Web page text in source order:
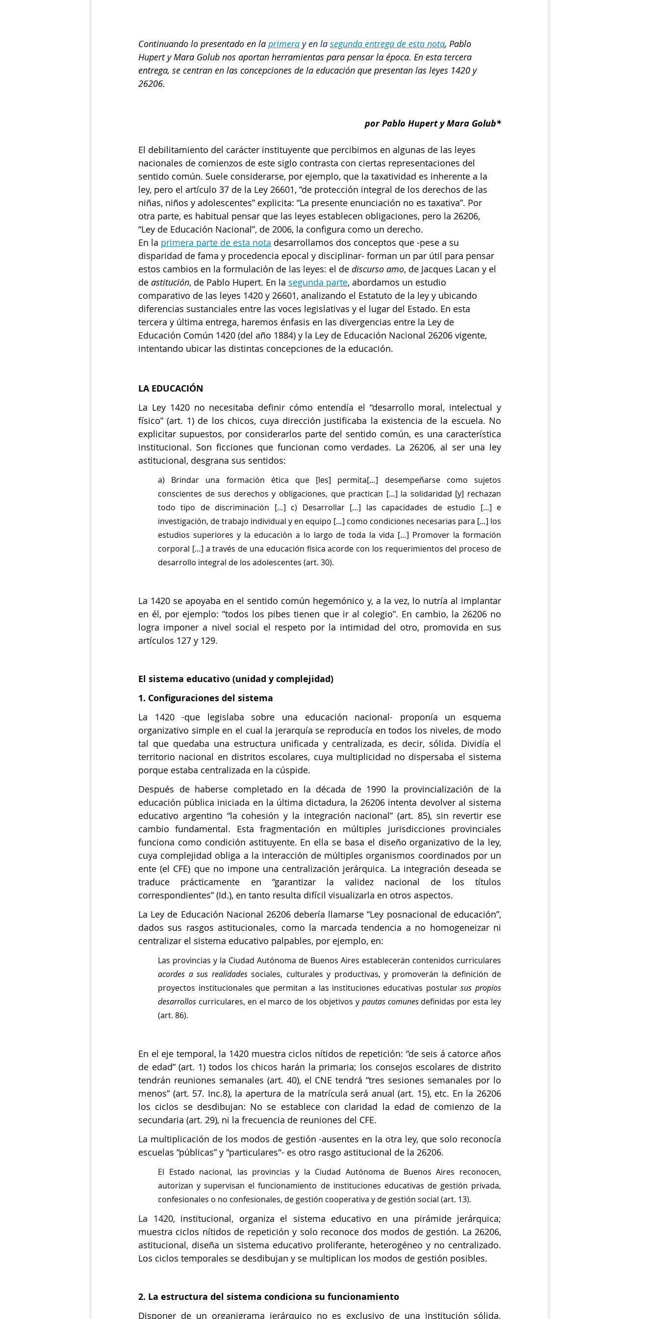
Continuando lo presentado en la primera y en la segunda entrega de esta nota, Pablo
Hupert y Mara Golub nos aportan herramientas para pensar la época. En esta tercera
entrega, se centran en las concepciones de la educación que presentan las leyes 1420 y
26206.
por Pablo Hupert y Mara Golub*
El debilitamiento del carácter instituyente que percibimos en algunas de las leyes
nacionales de comienzos de este siglo contrasta con ciertas representaciones del
sentido común. Suele considerarse, por ejemplo, que la taxatividad es inherente a la
ley, pero el artículo 37 de la Ley 26601, “de protección integral de los derechos de las
niñas, niños y adolescentes” explicita: “La presente enunciación no es taxativa”. Por
otra parte, es habitual pensar que las leyes establecen obligaciones, pero la 26206,
“Ley de Educación Nacional”, de 2006, la configura como un derecho.
En la primera parte de esta nota desarrollamos dos conceptos que -pese a su
disparidad de fama y procedencia epocal y disciplinar- forman un par útil para pensar
estos cambios en la formulación de las leyes: el de discurso amo, de Jacques Lacan y el
de astitución, de Pablo Hupert. En la segunda parte, abordamos un estudio
comparativo de las leyes 1420 y 26601, analizando el Estatuto de la ley y ubicando
diferencias sustanciales entre las voces legislativas y el lugar del Estado. En esta
tercera y última entrega, haremos énfasis en las divergencias entre la Ley de
Educación Común 1420 (del año 1884) y la Ley de Educación Nacional 26206 vigente,
intentando ubicar las distintas concepciones de la educación.
LA EDUCACIÓN
La Ley 1420 no necesitaba definir cómo entendía el “desarrollo moral, intelectual y
físico” (art. 1) de los chicos, cuya dirección justificaba la existencia de la escuela. No
explicitar supuestos, por considerarlos parte del sentido común, es una característica
institucional. Son ficciones que funcionan como verdades. La 26206, al ser una ley
astitucional, desgrana sus sentidos:
a) Brindar una formación ética que [les] permita[…] desempeñarse como sujetos
conscientes de sus derechos y obligaciones, que practican […] la solidaridad [y] rechazan
todo tipo de discriminación […] c) Desarrollar […] las capacidades de estudio […] e
investigación, de trabajo individual y en equipo […] como condiciones necesarias para […] los
estudios superiores y la educación a lo largo de toda la vida […] Promover la formación
corporal […] a través de una educación física acorde con los requerimientos del proceso de
desarrollo integral de los adolescentes (art. 30).
La 1420 se apoyaba en el sentido común hegemónico y, a la vez, lo nutría al implantar
en él, por ejemplo: “todos los pibes tienen que ir al colegio”. En cambio, la 26206 no
logra imponer a nivel social el respeto por la intimidad del otro, promovida en sus
artículos 127 y 129.
El sistema educativo (unidad y complejidad)
1. Configuraciones del sistema
La 1420 -que legislaba sobre una educación nacional- proponía un esquema
organizativo simple en el cual la jerarquía se reproducía en todos los niveles, de modo
tal que quedaba una estructura unificada y centralizada, es decir, sólida. Dividía el
territorio nacional en distritos escolares, cuya multiplicidad no dispersaba el sistema
porque estaba centralizada en la cúspide.
Después de haberse completado en la década de 1990 la provincialización de la
educación pública iniciada en la última dictadura, la 26206 intenta devolver al sistema
educativo argentino “la cohesión y la integración nacional” (art. 85), sin revertir ese
cambio fundamental. Esta fragmentación en múltiples jurisdicciones provinciales
funciona como condición astituyente. En ella se basa el diseño organizativo de la ley,
cuya complejidad obliga a la interacción de múltiples organismos coordinados por un
ente (el CFE) que no impone una centralización jerárquica. La integración deseada se
traduce prácticamente en “garantizar la validez nacional de los títulos
correspondientes” (Id.), en tanto resulta difícil visualizarla en otros aspectos.
La Ley de Educación Nacional 26206 debería llamarse “Ley posnacional de educación”,
dados sus rasgos astitucionales, como la marcada tendencia a no homogeneizar ni
centralizar el sistema educativo palpables, por ejemplo, en:
acordes a sus realidades sociales, culturales y productivas, y promoverán la definición de
proyectos institucionales que permitan a las instituciones educativas postular sus propios
desarrollos curriculares, en el marco de los objetivos y pautas comunes definidas por esta ley
(art. 86).
En el eje temporal, la 1420 muestra ciclos nítidos de repetición: “de seis á catorce años
de edad” (art. 1) todos los chicos harán la primaria; los consejos escolares de distrito
tendrán reuniones semanales (art. 40), el CNE tendrá “tres sesiones semanales por lo
menos” (art. 57. Inc.8), la apertura de la matrícula será anual (art. 15), etc. En la 26206
los ciclos se desdibujan: No se establece con claridad la edad de comienzo de la
secundaria (art. 29), ni la frecuencia de reuniones del CFE.
La multiplicación de los modos de gestión -ausentes en la otra ley, que solo reconocía
escuelas “públicas” y "particulares"- es otro rasgo astitucional de la 26206.
El Estado nacional, las provincias y la Ciudad Autónoma de Buenos Aires reconocen,
autorizan y supervisan el funcionamiento de instituciones educativas de gestión privada,
confesionales o no confesionales, de gestión cooperativa y de gestión social (art. 13).
La 1420, institucional, organiza el sistema educativo en una pirámide jerárquica;
muestra ciclos nítidos de repetición y solo reconoce dos modos de gestión. La 26206,
astitucional, diseña un sistema educativo proliferante, heterogéneo y no centralizado.
Los ciclos temporales se desdibujan y se multiplican los modos de gestión posibles.
2. La estructura del sistema condiciona su funcionamiento
Disponer de un organigrama jerárquico no es exclusivo de una institución sólida.